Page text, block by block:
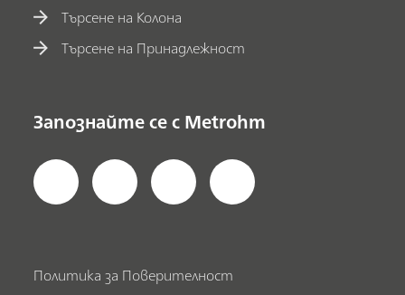
Търсене на Колона
Търсене на Принадлежност
Запознайте се с Metrohm
Политика за Поверителност